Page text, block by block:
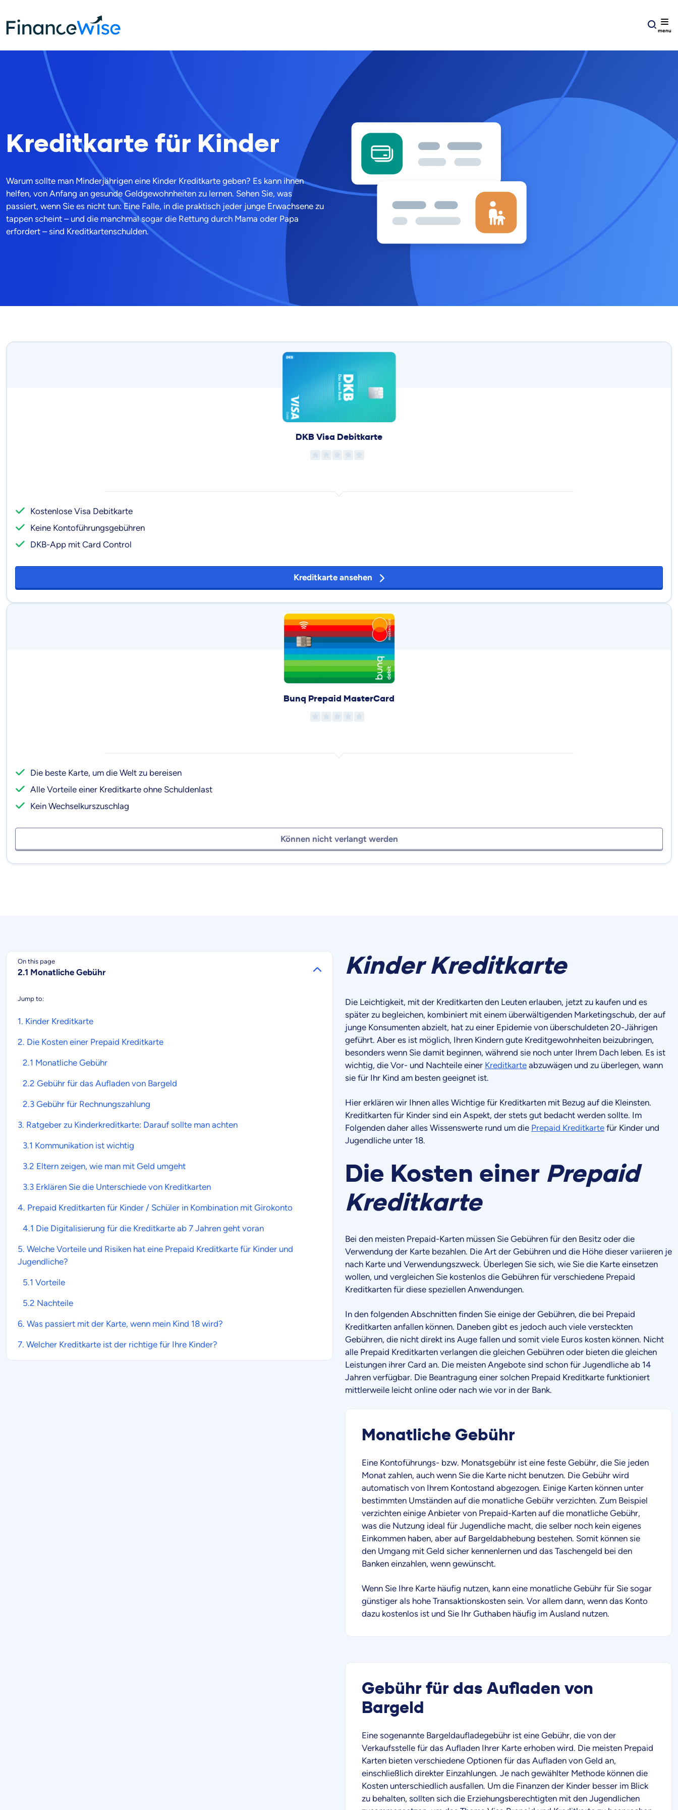
Kinder kreditkarten
Kreditkarte für Kinder
Warum sollte man Minderjährigen eine Kinder Kreditkarte geben? Es kann ihnen
helfen, von Anfang an gesunde Geldgewohnheiten zu lernen. Sehen Sie, was
passiert, wenn Sie es nicht tun: Eine Falle, in die praktisch jeder junge Erwachsene zu
tappen scheint – und die manchmal sogar die Rettung durch Mama oder Papa
erfordert – sind Kreditkartenschulden.
DKB Visa Debitkarte
Kostenlose Visa Debitkarte
Keine Kontoführungs­gebühren
DKB-App mit Card Control
Kreditkarte ansehen
Bunq Prepaid MasterCard
Die beste Karte, um die Welt zu bereisen
Alle Vorteile einer Kreditkarte ohne Schuldenlast
Kein Wechselkurszuschlag
Können nicht verlangt werden
On this page
2.1 Monatliche Gebühr
Jump to:
1. Kinder Kreditkarte
2. Die Kosten einer Prepaid Kreditkarte
2.1 Monatliche Gebühr
2.2 Gebühr für das Aufladen von Bargeld
2.3 Gebühr für Rechnungszahlung
3. Ratgeber zu Kinderkreditkarte: Darauf sollte man achten
3.1 Kommunikation ist wichtig
3.2 Eltern zeigen, wie man mit Geld umgeht
3.3 Erklären Sie die Unterschiede von Kreditkarten
4. Prepaid Kreditkarten für Kinder / Schüler in Kombination mit Girokonto
4.1 Die Digitalisierung für die Kreditkarte ab 7 Jahren geht voran
5. Welche Vorteile und Risiken hat eine Prepaid Kreditkarte für Kinder und
Jugendliche?
5.1 Vorteile
5.2 Nachteile
6. Was passiert mit der Karte, wenn mein Kind 18 wird?
7. Welcher Kreditkarte ist der richtige für Ihre Kinder?
Kinder Kreditkarte
Die Leichtigkeit, mit der Kreditkarten den Leuten erlauben, jetzt zu kaufen und es
später zu begleichen, kombiniert mit einem überwältigenden Marketingschub, der auf
junge Konsumenten abzielt, hat zu einer Epidemie von überschuldeten 20-Jährigen
geführt. Aber es ist möglich, Ihren Kindern gute Kreditgewohnheiten beizubringen,
besonders wenn Sie damit beginnen, während sie noch unter Ihrem Dach leben. Es ist
wichtig, die Vor- und Nachteile einer Kreditkarte abzuwägen und zu überlegen, wann
sie für Ihr Kind am besten geeignet ist.
Hier erklären wir Ihnen alles Wichtige für Kreditkarten mit Bezug auf die Kleinsten.
Kreditkarten für Kinder sind ein Aspekt, der stets gut bedacht werden sollte. Im
Folgenden daher alles Wissenswerte rund um die Prepaid Kreditkarte für Kinder und
Jugendliche unter 18.
Die Kosten einer Prepaid
Kreditkarte
Bei den meisten Prepaid-Karten müssen Sie Gebühren für den Besitz oder die
Verwendung der Karte bezahlen. Die Art der Gebühren und die Höhe dieser variieren je
nach Karte und Verwendungszweck. Überlegen Sie sich, wie Sie die Karte einsetzen
wollen, und vergleichen Sie kostenlos die Gebühren für verschiedene Prepaid
Kreditkarten für diese speziellen Anwendungen.
In den folgenden Abschnitten finden Sie einige der Gebühren, die bei Prepaid
Kreditkarten anfallen können. Daneben gibt es jedoch auch viele versteckten
Gebühren, die nicht direkt ins Auge fallen und somit viele Euros kosten können. Nicht
alle Prepaid Kreditkarten verlangen die gleichen Gebühren oder bieten die gleichen
Leistungen ihrer Card an. Die meisten Angebote sind schon für Jugendliche ab 14
Jahren verfügbar. Die Beantragung einer solchen Prepaid Kreditkarte funktioniert
mittlerweile leicht online oder nach wie vor in der Bank.
Monatliche Gebühr
Eine Kontoführungs- bzw. Monatsgebühr ist eine feste Gebühr, die Sie jeden
Monat zahlen, auch wenn Sie die Karte nicht benutzen. Die Gebühr wird
automatisch von Ihrem Kontostand abgezogen. Einige Karten können unter
bestimmten Umständen auf die monatliche Gebühr verzichten. Zum Beispiel
verzichten einige Anbieter von Prepaid-Karten auf die monatliche Gebühr,
was die Nutzung ideal für Jugendliche macht, die selber noch kein eigenes
Einkommen haben, aber auf Bargeldabhebung bestehen. Somit können sie
den Umgang mit Geld sicher kennenlernen und das Taschengeld bei den
Banken einzahlen, wenn gewünscht.
Wenn Sie Ihre Karte häufig nutzen, kann eine monatliche Gebühr für Sie sogar
günstiger als hohe Transaktionskosten sein. Vor allem dann, wenn das Konto
dazu kostenlos ist und Sie Ihr Guthaben häufig im Ausland nutzen.
Gebühr für das Aufladen von
Bargeld
Eine sogenannte Bargeldaufladegebühr ist eine Gebühr, die von der
Verkaufsstelle für das Aufladen Ihrer Karte erhoben wird. Die meisten Prepaid
Karten bieten verschiedene Optionen für das Aufladen von Geld an,
einschließlich direkter Einzahlungen. Je nach gewählter Methode können die
Kosten unterschiedlich ausfallen. Um die Finanzen der Kinder besser im Blick
zu behalten, sollten sich die Erziehungsberechtigten mit den Jugendlichen